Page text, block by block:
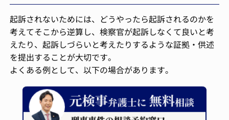
起訴されないためには、どうやったら起訴されるのかを
考えてそこから逆算し、検察官が起訴しなくて良いと考
えたり、起訴しづらいと考えたりするような証拠・供述
を提出することが大切です。
よくある例として、以下の場合があります。